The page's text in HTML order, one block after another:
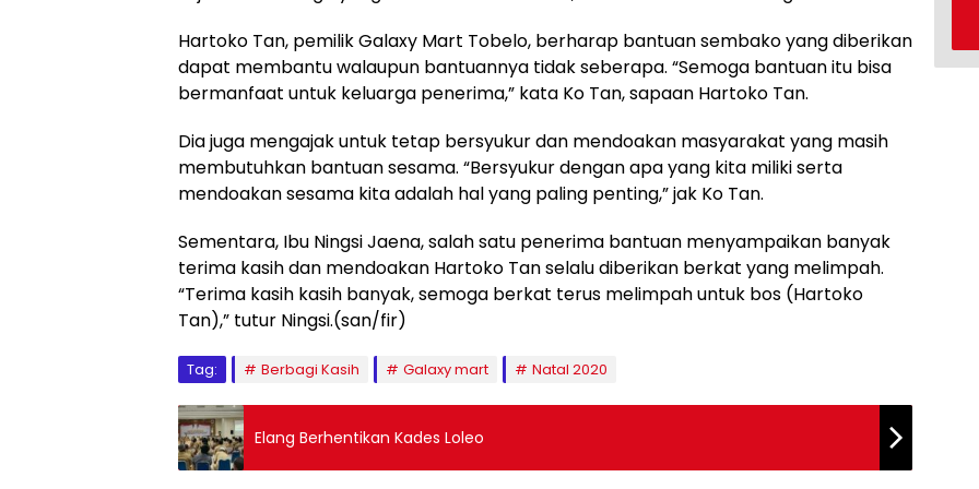
Hartoko Tan, pemilik Galaxy Mart Tobelo, berharap bantuan sembako yang diberikan
dapat membantu walaupun bantuannya tidak seberapa. “Semoga bantuan itu bisa
bermanfaat untuk keluarga penerima,” kata Ko Tan, sapaan Hartoko Tan.
Dia juga mengajak untuk tetap bersyukur dan mendoakan masyarakat yang masih
membutuhkan bantuan sesama. “Bersyukur dengan apa yang kita miliki serta
mendoakan sesama kita adalah hal yang paling penting,” jak Ko Tan.
Sementara, Ibu Ningsi Jaena, salah satu penerima bantuan menyampaikan banyak
terima kasih dan mendoakan Hartoko Tan selalu diberikan berkat yang melimpah.
“Terima kasih kasih banyak, semoga berkat terus melimpah untuk bos (Hartoko
Tan),” tutur Ningsi.(san/fir)
Tag: Berbagi Kasih Galaxy mart Natal 2020
Elang Berhentikan Kades Loleo